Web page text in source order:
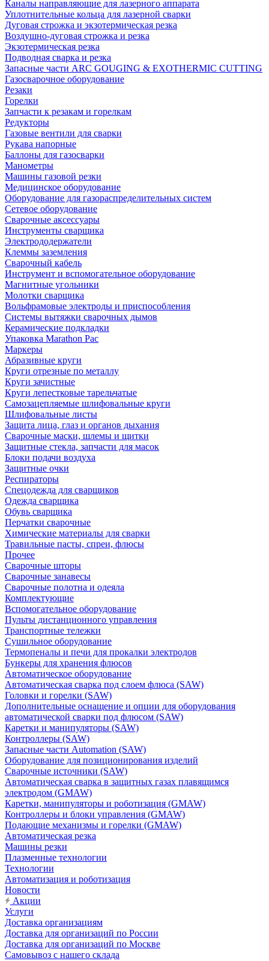
Каналы направляющие для лазерного аппарата
Уплотнительные кольца для лазерной сварки
Дуговая строжка и экзотермическая резка
Воздушно-дуговая строжка и резка
Экзотермическая резка
Подводная сварка и резка
Запасные части ARC GOUGING & EXOTHERMIC CUTTING
Газосварочное оборудование
Резаки
Горелки
Запчасти к резакам и горелкам
Редукторы
Газовые вентили для сварки
Рукава напорные
Баллоны для газосварки
Манометры
Машины газовой резки
Медицинское оборудование
Оборудование для газораспределительных систем
Сетевое оборудование
Сварочные аксессуары
Инструменты сварщика
Электрододержатели
Клеммы заземления
Сварочный кабель
Инструмент и вспомогательное оборудование
Магнитные угольники
Молотки сварщика
Вольфрамовые электроды и приспособления
Системы вытяжки сварочных дымов
Керамические подкладки
Упаковка Marathon Pac
Маркеры
Абразивные круги
Круги отрезные по металлу
Круги зачистные
Круги лепестковые тарельчатые
Самозацепляемые шлифовальные круги
Шлифовальные листы
Защита лица, глаз и органов дыхания
Сварочные маски, шлемы и щитки
Защитные стекла, запчасти для масок
Блоки подачи воздуха
Защитные очки
Респираторы
Спецодежда для сварщиков
Одежда сварщика
Обувь сварщика
Перчатки сварочные
Химические материалы для сварки
Травильные пасты, спреи, флюсы
Прочее
Сварочные шторы
Сварочные занавесы
Сварочные полотна и одеяла
Комплектующие
Вспомогательное оборудование
Пульты дистанционного управления
Транспортные тележки
Сушильное оборудование
Термопеналы и печи для прокалки электродов
Бункеры для хранения флюсов
Автоматическое оборудование
Автоматическая сварка под слоем флюса (SAW)
Головки и горелки (SAW)
Дополнительные оснащение и опции для оборудования
автоматической сварки под флюсом (SAW)
Каретки и манипуляторы (SAW)
Контроллеры (SAW)
Запасные части Automation (SAW)
Оборудование для позиционирования изделий
Сварочные источники (SAW)
Автоматическая сварка в защитных газах плавящимся
электродом (GMAW)
Каретки, манипуляторы и роботизация (GMAW)
Контроллеры и блоки управления (GMAW)
Подающие механизмы и горелки (GMAW)
Автоматическая резка
Машины резки
Плазменные технологии
Технологии
Автоматизация и роботизация
Новости
Акции
Услуги
Доставка организациям
Доставка для организаций по России
Доставка для организаций по Москве
Самовывоз с нашего склада